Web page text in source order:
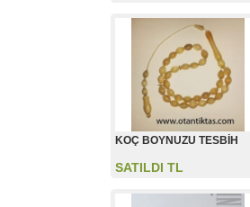
KOÇ BOYNUZU TESBİH
SATILDI TL